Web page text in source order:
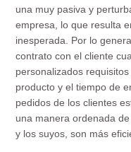
una muy pasiva y
empresa, lo que resulta
inesperada. Por lo
contrato con el cliente
personalizados
producto y el tiempo de
pedidos de los clientes
una manera ordenada
y los suyos, son más